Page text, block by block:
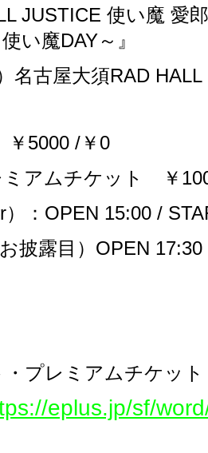
JUSTICE 使い魔 愛郎
使い魔DAY～』
名古屋大須RAD HALL
5000 /￥0
ミアムチケット ￥
）： OPEN 15:00 /
披露目）OPEN
プレミアムチケット
eplus.jp/sf/